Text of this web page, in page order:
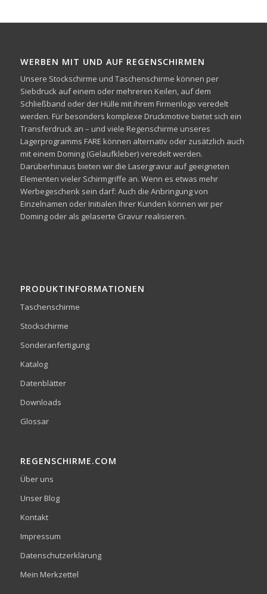
WERBEN MIT UND AUF REGENSCHIRMEN
Unsere Stockschirme und Taschenschirme können per
Siebdruck auf einem oder mehreren Keilen, auf dem
Schließband oder der Hülle mit ihrem Firmenlogo veredelt
werden. Für besonders komplexe Druckmotive bietet sich ein
Transferdruck an – und viele Regenschirme unseres
Lagerprogramms FARE können alternativ oder zusätzlich auch
mit einem Doming (Gelaufkleber) veredelt werden.
Darüberhinaus bieten wir die Lasergravur auf geeigneten
Elementen vieler Schirmgriffe an. Wenn es etwas mehr
Werbegeschenk sein darf: Auch die Anbringung von
Einzelnamen oder Initialen Ihrer Kunden können wir per
Doming oder als gelaserte Gravur realisieren.
PRODUKTINFORMATIONEN
Taschenschirme
Stockschirme
Sonderanfertigung
Katalog
Datenblätter
Downloads
Glossar
REGENSCHIRME.COM
Über uns
Unser Blog
Kontakt
Impressum
Datenschutzerklärung
Mein Merkzettel